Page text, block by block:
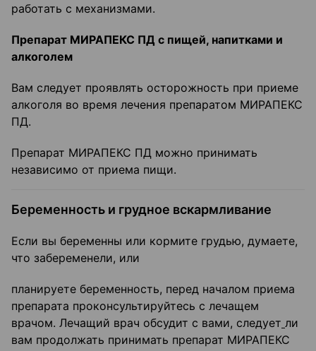
работать с механизмами.
Препарат МИРАПЕКС ПД с пищей, напитками и
алкоголем
Вам следует проявлять осторожность при приеме
алкоголя во время лечения препаратом МИРАПЕКС
ПД.
Препарат МИРАПЕКС ПД можно принимать
независимо от приема пищи.
Беременность и грудное вскармливание
Если вы беременны или кормите грудью, думаете,
что забеременели, или
планируете беременность, перед началом приема
препарата проконсультируйтесь с лечащем
врачом. Лечащий врач обсудит с вами, следует ли
вам продолжать принимать препарат МИРАПЕКС